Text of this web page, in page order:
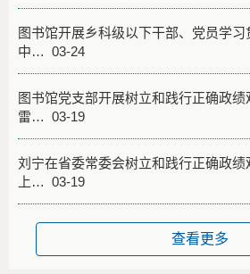
图书馆开展乡科级以下干部、党员学
中… 03-24
图书馆党支部开展树立和践行正确政绩
雷… 03-19
刘宁在省委常委会树立和践行正确政绩
上… 03-19
查看更多